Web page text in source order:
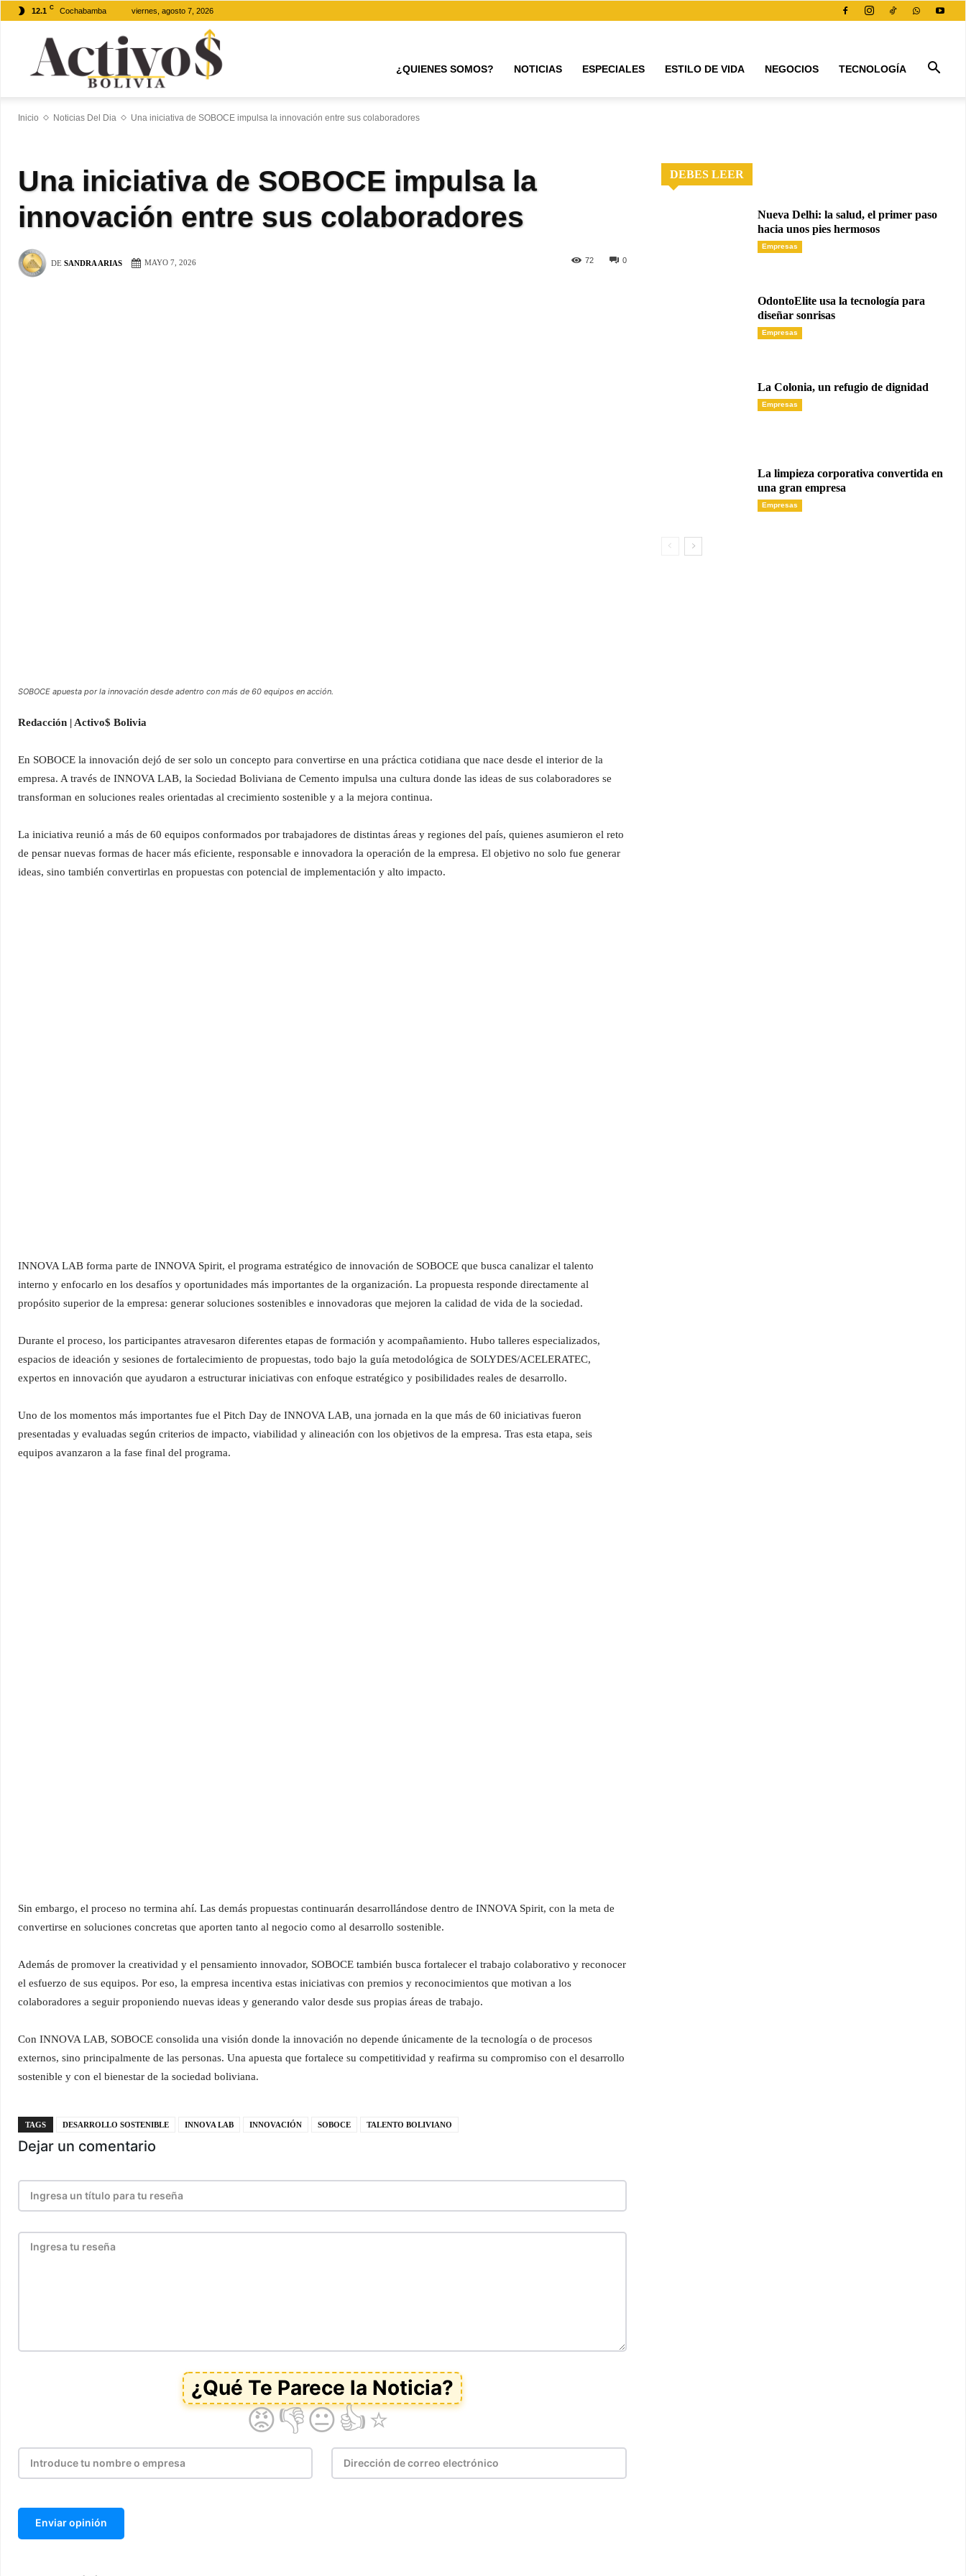
12.1 C Cochabamba viernes, agosto 7, 2026
¿QUIENES SOMOS? NOTICIAS ESPECIALES ESTILO DE VIDA NEGOCIOS TECNOLOGÍA
Inicio Noticias Del Dia Una iniciativa de SOBOCE impulsa la innovación entre sus colaboradores
Una iniciativa de SOBOCE impulsa la
innovación entre sus colaboradores
DE SANDRA ARIAS 0
72
MAYO 7, 2026
SOBOCE apuesta por la innovación desde adentro con más de 60 equipos en acción.
Redacción | Activo$ Bolivia
En SOBOCE la innovación dejó de ser solo un concepto para convertirse en una práctica cotidiana que nace desde el interior de la
empresa. A través de INNOVA LAB, la Sociedad Boliviana de Cemento impulsa una cultura donde las ideas de sus colaboradores se
transforman en soluciones reales orientadas al crecimiento sostenible y a la mejora continua.
La iniciativa reunió a más de 60 equipos conformados por trabajadores de distintas áreas y regiones del país, quienes asumieron el reto
de pensar nuevas formas de hacer más eficiente, responsable e innovadora la operación de la empresa. El objetivo no solo fue generar
ideas, sino también convertirlas en propuestas con potencial de implementación y alto impacto.
INNOVA LAB forma parte de INNOVA Spirit, el programa estratégico de innovación de SOBOCE que busca canalizar el talento
interno y enfocarlo en los desafíos y oportunidades más importantes de la organización. La propuesta responde directamente al
propósito superior de la empresa: generar soluciones sostenibles e innovadoras que mejoren la calidad de vida de la sociedad.
Durante el proceso, los participantes atravesaron diferentes etapas de formación y acompañamiento. Hubo talleres especializados,
espacios de ideación y sesiones de fortalecimiento de propuestas, todo bajo la guía metodológica de SOLYDES/ACELERATEC,
expertos en innovación que ayudaron a estructurar iniciativas con enfoque estratégico y posibilidades reales de desarrollo.
Uno de los momentos más importantes fue el Pitch Day de INNOVA LAB, una jornada en la que más de 60 iniciativas fueron
presentadas y evaluadas según criterios de impacto, viabilidad y alineación con los objetivos de la empresa. Tras esta etapa, seis
equipos avanzaron a la fase final del programa.
Sin embargo, el proceso no termina ahí. Las demás propuestas continuarán desarrollándose dentro de INNOVA Spirit, con la meta de
convertirse en soluciones concretas que aporten tanto al negocio como al desarrollo sostenible.
Además de promover la creatividad y el pensamiento innovador, SOBOCE también busca fortalecer el trabajo colaborativo y reconocer
el esfuerzo de sus equipos. Por eso, la empresa incentiva estas iniciativas con premios y reconocimientos que motivan a los
colaboradores a seguir proponiendo nuevas ideas y generando valor desde sus propias áreas de trabajo.
Con INNOVA LAB, SOBOCE consolida una visión donde la innovación no depende únicamente de la tecnología o de procesos
externos, sino principalmente de las personas. Una apuesta que fortalece su competitividad y reafirma su compromiso con el desarrollo
sostenible y con el bienestar de la sociedad boliviana.
TAGS DESARROLLO SOSTENIBLE INNOVA LAB INNOVACIÓN SOBOCE TALENTO BOLIVIANO
Dejar un comentario
Enviar opinión
DEBES LEER
Nueva Delhi: la salud, el primer paso
hacia unos pies hermosos
Empresas
OdontoElite usa la tecnología para
diseñar sonrisas
Empresas
La Colonia, un refugio de dignidad
Empresas
La limpieza corporativa convertida en
una gran empresa
Empresas